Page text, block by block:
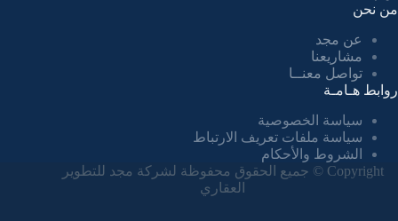
من نحن
عن مجد
مشاريعنا
تواصل معنــا
روابط هـامـة
سياسة الخصوصية
سياسة ملفات تعريف الارتباط
الشروط والأحكام
Copyright © جميع الحقوق محفوظة لشركة مجد للتطوير
العقاري